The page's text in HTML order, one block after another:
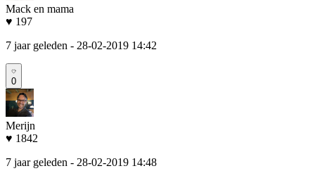
Mack en mama
♥ 197
7 jaar geleden - 28-02-2019 14:42
0
Merijn
♥ 1842
7 jaar geleden - 28-02-2019 14:48